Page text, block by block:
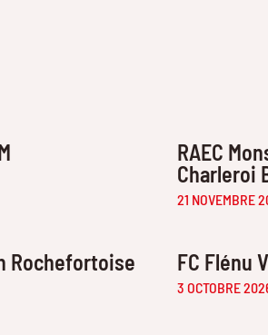
RAEC
Charleroi
21 NOVEMBRE
Rochefortoise FC Flénu
3 OCTOBRE